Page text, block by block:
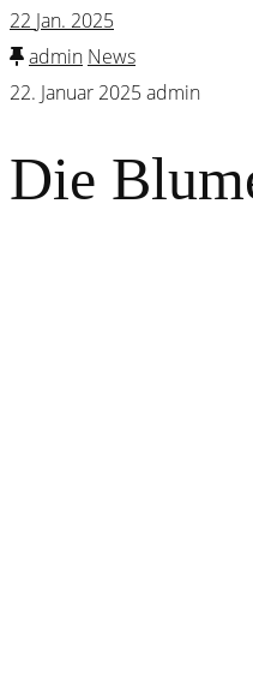
22 Jan. 2025
admin News
22. Januar 2025admin
Die